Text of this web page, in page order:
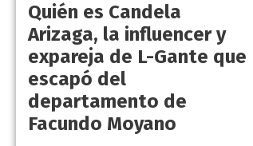
Quién es Candela
Arizaga, la influencer y
expareja de L-Gante que
escapó del
departamento de
Facundo Moyano